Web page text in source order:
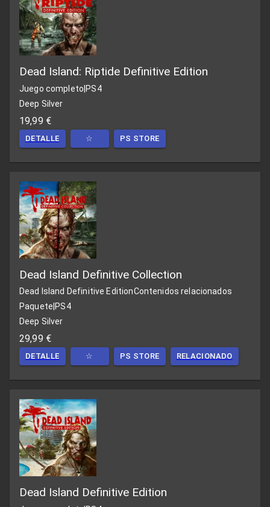
Dead Island: Riptide Definitive Edition
Juego completo PS4
Deep Silver
19,99 €
DETALLE ☆ PS STORE
Dead Island Definitive Collection
Dead Island Definitive EditionContenidos relacionados
Paquete PS4
Deep Silver
29,99 €
DETALLE ☆ PS STORE RELACIONADO
Dead Island Definitive Edition